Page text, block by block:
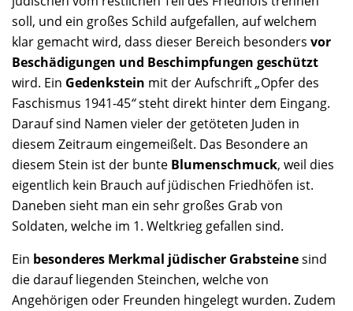
soll, und ein großes Schild aufgefallen, auf welchem
klar gemacht wird, dass dieser Bereich besonders vor
Beschädigungen und Beschimpfungen geschützt
wird. Ein Gedenkstein mit der Aufschrift„Opfer des
Faschismus 1941-45“steht direkt hinter dem Eingang.
Darauf sind Namen vieler der getöteten Juden in
diesem Zeitraum eingemeißelt. Das Besondere an
diesem Stein ist der bunte Blumenschmuck, weil dies
eigentlich kein Brauch auf jüdischen Friedhöfen ist.
Daneben sieht man ein sehr großes Grab von
Soldaten, welche im 1. Weltkrieg gefallen sind.
Ein besonderes Merkmal jüdischer Grabsteinesind
die darauf liegenden Steinchen, welche von
Angehörigen oder Freunden hingelegt wurden. Zudem